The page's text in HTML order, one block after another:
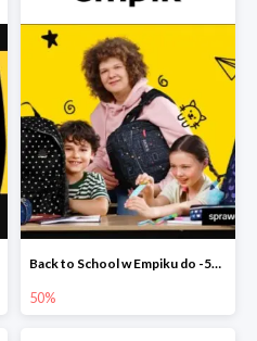
Back to School w Empiku do -50%
50%